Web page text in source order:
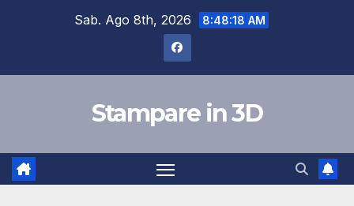
Sab. Ago 8th, 2026 8:48:19 AM
Stampare in 3D